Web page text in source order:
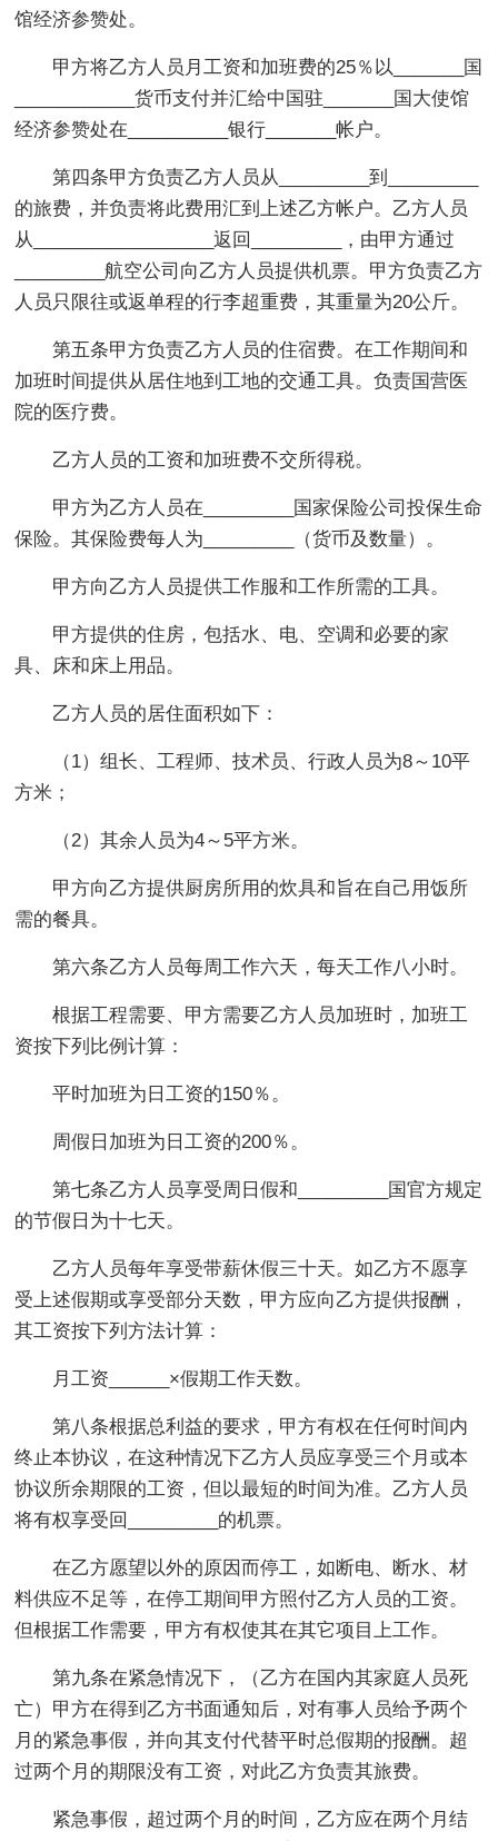
馆经济参赞处。
甲方将乙方人员月工资和加班费的25％以_______国
____________货币支付并汇给中国驻_______国大使馆
经济参赞处在__________银行_______帐户。
第四条甲方负责乙方人员从_________到_________
的旅费，并负责将此费用汇到上述乙方帐户。乙方人员
从__________________返回_________，由甲方通过
_________航空公司向乙方人员提供机票。甲方负责乙方
人员只限往或返单程的行李超重费，其重量为20公斤。
第五条甲方负责乙方人员的住宿费。在工作期间和
加班时间提供从居住地到工地的交通工具。负责国营医
院的医疗费。
乙方人员的工资和加班费不交所得税。
甲方为乙方人员在_________国家保险公司投保生命
保险。其保险费每人为_________（货币及数量）。
甲方向乙方人员提供工作服和工作所需的工具。
甲方提供的住房，包括水、电、空调和必要的家
具、床和床上用品。
乙方人员的居住面积如下：
（1）组长、工程师、技术员、行政人员为8～10平
方米；
（2）其余人员为4～5平方米。
甲方向乙方提供厨房所用的炊具和旨在自己用饭所
需的餐具。
第六条乙方人员每周工作六天，每天工作八小时。
根据工程需要、甲方需要乙方人员加班时，加班工
资按下列比例计算：
平时加班为日工资的150％。
周假日加班为日工资的200％。
第七条乙方人员享受周日假和_________国官方规定
的节假日为十七天。
乙方人员每年享受带薪休假三十天。如乙方不愿享
受上述假期或享受部分天数，甲方应向乙方提供报酬，
其工资按下列方法计算：
月工资______×假期工作天数。
第八条根据总利益的要求，甲方有权在任何时间内
终止本协议，在这种情况下乙方人员应享受三个月或本
协议所余期限的工资，但以最短的时间为准。乙方人员
将有权享受回_________的机票。
在乙方愿望以外的原因而停工，如断电、断水、材
料供应不足等，在停工期间甲方照付乙方人员的工资。
但根据工作需要，甲方有权使其在其它项目上工作。
第九条在紧急情况下，（乙方在国内其家庭人员死
亡）甲方在得到乙方书面通知后，对有事人员给予两个
月的紧急事假，并向其支付代替平时总假期的报酬。超
过两个月的期限没有工资，对此乙方负责其旅费。
紧急事假，超过两个月的时间，乙方应在两个月结